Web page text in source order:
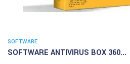
SOFTWARE
SOFTWARE ANTIVIRUS BOX 360...